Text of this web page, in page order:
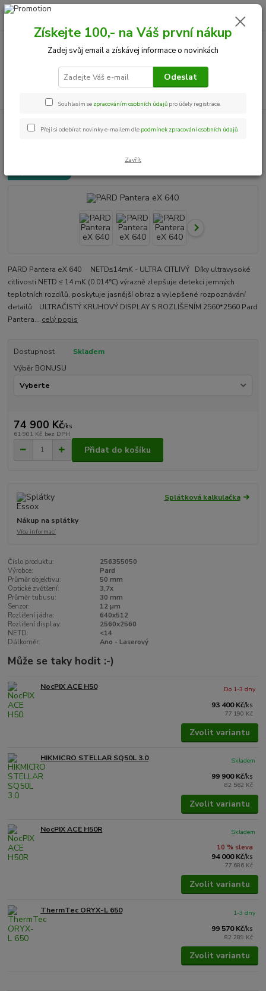
+420 534 534 863
0,00 Kč
PARD Pantera eX 640 NETD≤14mK - ULTRA CITLIVÝ Díky ultravysoké
citlivosti NETD ≤ 14 mK (0.014℃) výrazně zlepšuje detekci jemných
teplotních rozdílů, poskytuje jasnější obraz a vylepšené rozpoznávání
detailů. ULTRAČISTÝ KRUHOVÝ DISPLAY S ROZLIŠENÍM 2560*2560 Pard
Pantera... celý popis
Dostupnost
Skladem
Výběr BONUSU
74 900 Kč/ks
61 901 Kč bez DPH
Přidat do košíku
Splátková kalkulačka
Nákup na splátky
Více informací
Číslo produktu:
256355050
Výrobce:
Pard
Průměr objektivu:
50 mm
Optické zvětšení:
3,7x
Průměr tubusu:
30 mm
Senzor:
12 µm
Rozlišení jádra:
640x512
Rozlišení display:
2560x2560
NETD:
<14
Dálkoměr:
Ano - Laserový
Může se taky hodit :-)
NocPIX ACE H50
93 400 Kč/ks
77 190 Kč
Do 1-3 dny
Zvolit variantu
HIKMICRO STELLAR SQ50L 3.0
99 900 Kč/ks
82 562 Kč
Skladem
Zvolit variantu
NocPIX ACE H50R
10 % sleva
94 000 Kč/ks
77 686 Kč
Skladem
Zvolit variantu
ThermTec ORYX-L 650
99 570 Kč/ks
82 289 Kč
1-3 dny
Zvolit variantu
Získejte 100,- na Váš první nákup
Zadej svůj email a získávej informace o novinkách
Odeslat
Souhlasím se zpracováním osobních údajů pro účely registrace.
Přeji si odebírat novinky e-mailem dle podmínek zpracování osobních údajů.
Zavřít